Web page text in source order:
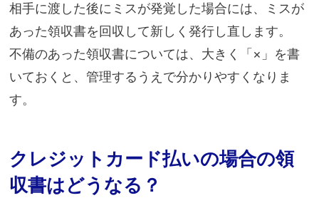
相手に渡した後にミスが発覚した場合には、ミスが
あった領収書を回収して新しく発行し直します。
不備のあった領収書については、大きく「×」を書
いておくと、管理するうえで分かりやすくなりま
す。
クレジットカード払いの場合の領
収書はどうなる？